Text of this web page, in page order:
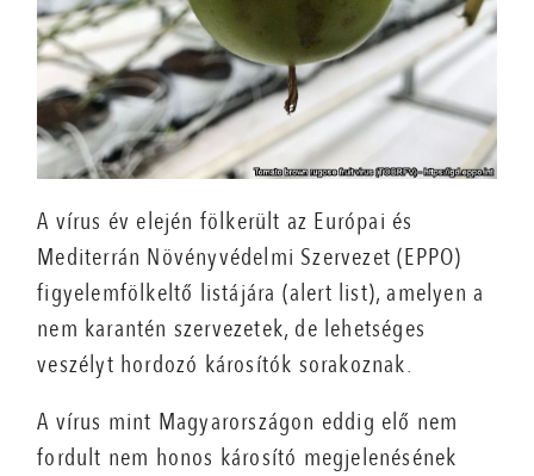
A vírus év elején fölkerült az Európai és
Mediterrán Növényvédelmi Szervezet (EPPO)
figyelemfölkeltő listájára (alert list), amelyen a
nem karantén szervezetek, de lehetséges
veszélyt hordozó károsítók sorakoznak.
A vírus mint Magyarországon eddig elő nem
fordult nem honos károsító megjelenésének